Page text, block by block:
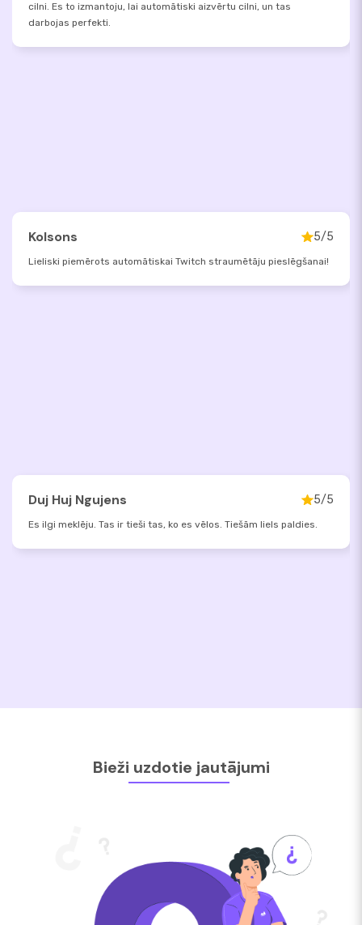
cilni. Es to izmantoju, lai automātiski aizvērtu cilni, un tas
darbojas perfekti.
Kolsons 5/5
Lieliski piemērots automātiskai Twitch straumētāju pieslēgšanai!
Duj Huj Ngujens 5/5
Es ilgi meklēju. Tas ir tieši tas, ko es vēlos. Tiešām liels paldies.
Bieži uzdotie jautājumi